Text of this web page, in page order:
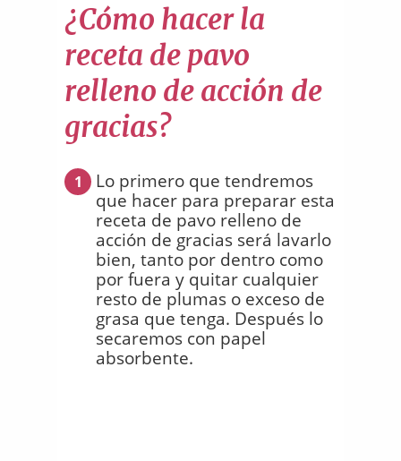
¿Cómo hacer la
receta de pavo
relleno de acción de
gracias?
1
Lo primero que tendremos
que hacer para preparar esta
receta de pavo relleno de
acción de gracias será lavarlo
bien, tanto por dentro como
por fuera y quitar cualquier
resto de plumas o exceso de
grasa que tenga. Después lo
secaremos con papel
absorbente.